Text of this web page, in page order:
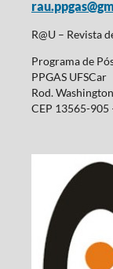
R@U – Revista
Programa de
PPGAS UFSCar
Rod.
CEP 13565-905